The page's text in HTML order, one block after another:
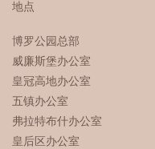
地点
博罗公园总部 ‍
威廉斯堡办公室
皇冠高地办公室
五镇办公室
弗拉特布什办公室
皇后区办公室